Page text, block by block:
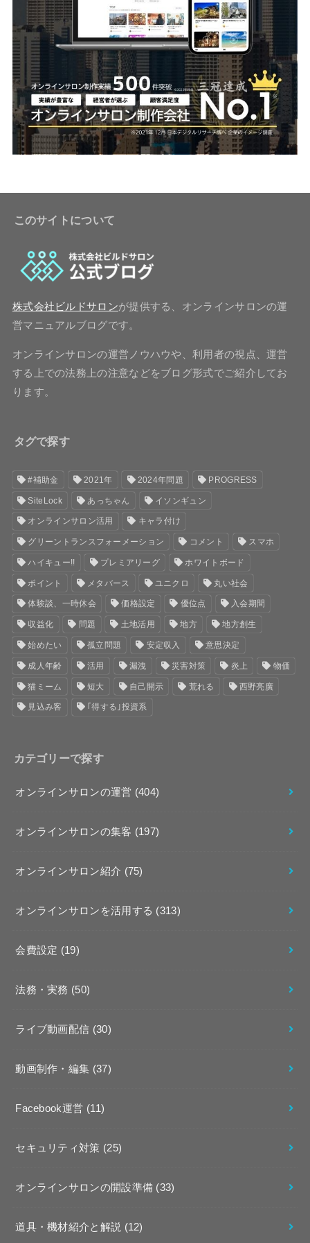
このサイトについて
株式会社ビルドサロンが提供する、オンラインサロンの運
営マニュアルブログです。
オンラインサロンの運営ノウハウや、利用者の視点、運営
する上での法務上の注意などをブログ形式でご紹介してお
ります。
タグで探す
#補助金 2021年 2024年問題 PROGRESS
SiteLock あっちゃん イソンギュン
オンラインサロン活用 キャラ付け
グリーントランスフォーメーション コメント スマホ
ハイキュー!! プレミアリーグ ホワイトボード
ポイント メタバース ユニクロ 丸い社会
体験談、一時休会 価格設定 優位点 入会期間
収益化 問題 土地活用 地方 地方創生
始めたい 孤立問題 安定収入 意思決定
成人年齢 活用 漏洩 災害対策 炎上 物価
猫ミーム 短大 自己開示 荒れる 西野亮廣
見込み客 ｢得する｣投資系
カテゴリーで探す
オンラインサロンの運営 (404)
オンラインサロンの集客 (197)
オンラインサロン紹介 (75)
オンラインサロンを活用する (313)
会費設定 (19)
法務・実務 (50)
ライブ動画配信 (30)
動画制作・編集 (37)
Facebook運営 (11)
セキュリティ対策 (25)
オンラインサロンの開設準備 (33)
道具・機材紹介と解説 (12)